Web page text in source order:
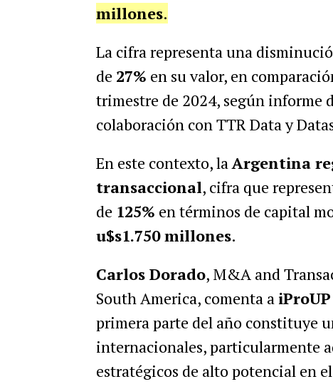
millones.
La cifra representa una
de 27% en su valor, en
trimestre de 2024, según informe
colaboración con TTR Data y
En este contexto, laArgentina
transaccional, cifra que
de 125% en términos de capital
u$s1.750 millones.
Carlos Dorado, M&A and
South America, comenta a iProUP
primera parte del año constituye
internacionales, particularmente
estratégicos de alto potencial en